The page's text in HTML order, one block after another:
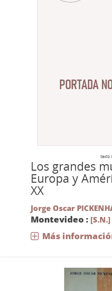
texto
Los grandes
Europa y
XX
Jorge Oscar
Montevideo : [S.N.]
Más